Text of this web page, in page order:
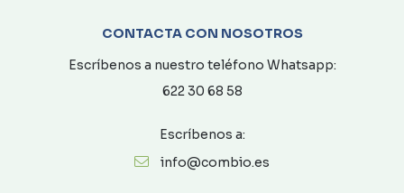
CONTACTA CON NOSOTROS
Escríbenos a nuestro teléfono Whatsapp:
622 30 68 58
Escríbenos a:
info@combio.es